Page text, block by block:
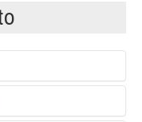
sospetta saranno